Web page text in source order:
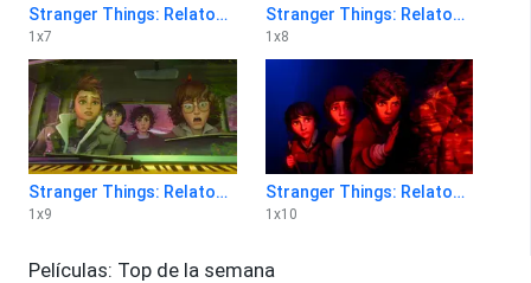
Stranger Things: Relatos del 85 1x7
1 x7
Stranger Things: Relatos del 85 1x8
1 x8
Stranger Things: Relatos del 85 1x9
1 x9
Stranger Things: Relatos del 85 1x10
1 x10
Películas: Top de la semana